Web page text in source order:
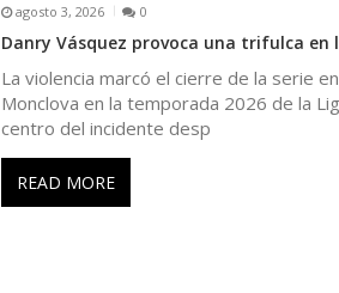
agosto 3, 2026 0
Danry Vásquez provoca una trifulca en
La violencia marcó el cierre de la serie
Monclova en la temporada 2026 de la
centro del incidente desp
READ MORE